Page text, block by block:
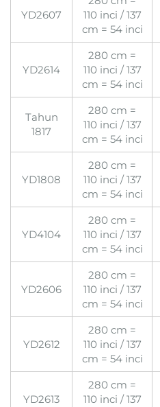
YD2607
110 inci / 137
cm = 54 inci
YD2614
280 cm =
110 inci / 137
cm = 54 inci
Tahun
1817
280 cm =
110 inci / 137
cm = 54 inci
YD1808
280 cm =
110 inci / 137
cm = 54 inci
YD4104
280 cm =
110 inci / 137
cm = 54 inci
YD2606
280 cm =
110 inci / 137
cm = 54 inci
YD2612
280 cm =
110 inci / 137
cm = 54 inci
YD2613
280 cm =
110 inci / 137